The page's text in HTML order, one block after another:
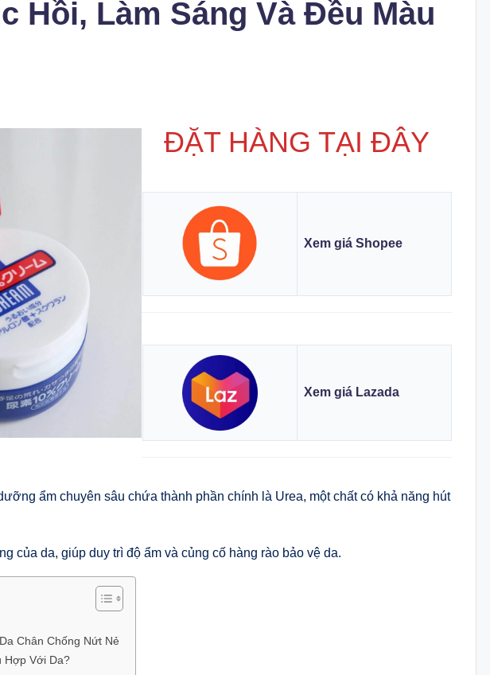
Hồi, Làm Sáng Và Đều Màu
ĐẶT HÀNG TẠI ĐÂY
Xem giá Shopee
Xem giá Lazada
ẩm chuyên sâu chứa thành phần chính là Urea, một chất có khả năng hút
của da, giúp duy trì độ ẩm và củng cố hàng rào bảo vệ da.
Chân Chống Nứt Nẻ
Hợp Với Da?